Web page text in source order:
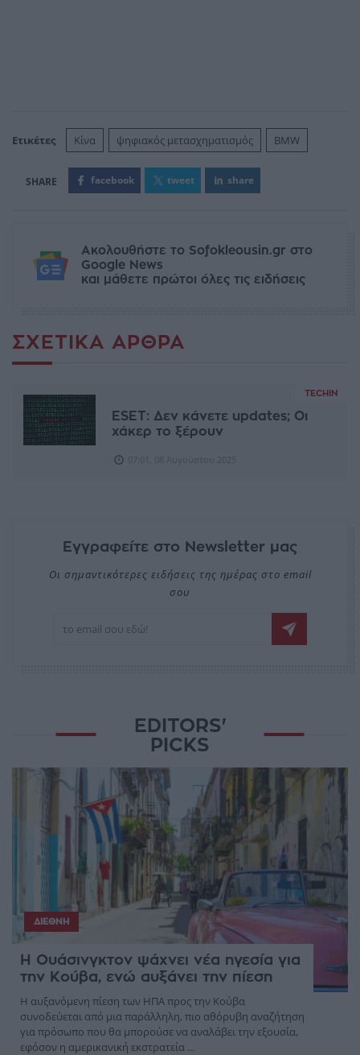
Ετικέτες Κίνα ψηφιακός μετασχηματισμός BMW
facebook tweet share
Ακολουθήστε το Sofokleousin.gr στο
Google News
και μάθετε πρώτοι όλες τις ειδήσεις
ΣΧΕΤΙΚΆ ΆΡΘΡΑ
TECHIN
ESET: Δεν κάνετε updates; Οι
χάκερ το ξέρουν
Εγγραφείτε στο Newsletter μας
Οι σημαντικότερες ειδήσεις της ημέρας στο email
σου
EDITORS'
PICKS
ΔΙΕΘΝΉ
Η Ουάσινγκτον ψάχνει νέα ηγεσία για
την Κούβα, ενώ αυξάνει την πίεση
Η αυξανόμενη πίεση των ΗΠΑ προς την Κούβα
συνοδεύεται από μια παράλληλη, πιο αθόρυβη αναζήτηση
για πρόσωπο που θα μπορούσε να αναλάβει την εξουσία,
εφόσον η αμερικανική εκστρατεία ...